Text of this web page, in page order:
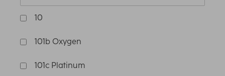
10
101b Oxygen
101c Platinum